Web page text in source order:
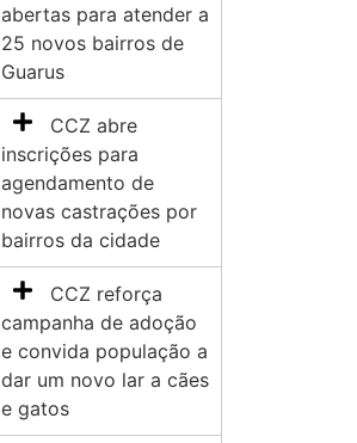
abertas para atender a
25 novos bairros de
Guarus
CCZ abre
inscrições para
agendamento de
novas castrações por
bairros da cidade
CCZ reforça
campanha de adoção
e convida população a
dar um novo lar a cães
e gatos